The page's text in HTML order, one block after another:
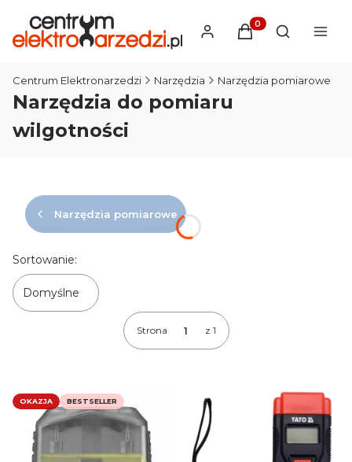
Produkty w
Otwórz
Centrum Elektronarzedzi Narzędzia Narzędzia pomiarowe
Narzędzia do pomiaru
wilgotności
Narzędzia pomiarowe
Lista produktów
Sortowanie:
Domyślne
Strona z 1
OKAZJA BESTSELLER